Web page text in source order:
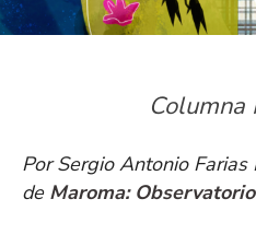
Columna
Por Sergio Antonio
de Maroma: